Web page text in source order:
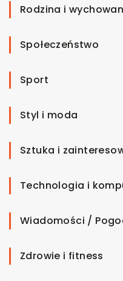
Rodzina i
Społeczeństwo
Sport
Styl i moda
Sztuka i
Technologia i
Wiadomości /
Zdrowie i fitness